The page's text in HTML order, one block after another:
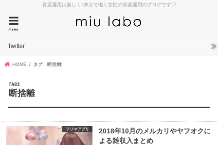
資産運用は楽しく♪東京で働く女性の資産運用のブログです♡
menu
Twitter
HOME タグ : 断捨離
断捨離
フリマアプリ
2018年10月のメルカリやヤフオクに
よる雑収入まとめ